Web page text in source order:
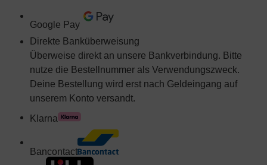
Google Pay
Direkte Banküberweisung
Überweise direkt an unsere Bankverbindung. Bitte
nutze die Bestellnummer als Verwendungszweck.
Deine Bestellung wird erst nach Geldeingang auf
unserem Konto versandt.
Klarna
Bancontact